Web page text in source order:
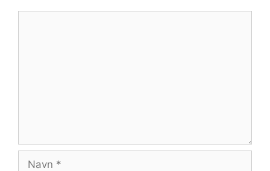
Navn